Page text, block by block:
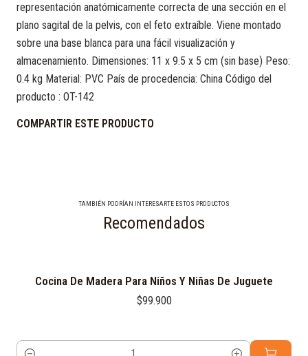
representación anatómicamente correcta de una sección en el
plano sagital de la pelvis, con el feto extraíble. Viene montado
sobre una base blanca para una fácil visualización y
almacenamiento. Dimensiones: 11 x 9.5 x 5 cm (sin base) Peso:
0.4 kg Material: PVC País de procedencia: China Código del
producto : OT-142
COMPARTIR ESTE PRODUCTO
TAMBIÉN PODRÍAN INTERESARTE ESTOS PRODUCTOS
Recomendados
Cocina De Madera Para Niños Y Niñas De Juguete
$99.900